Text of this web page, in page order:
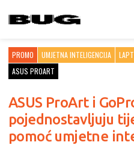
PROMO UMJETNA INTELIGENCIJA
ASUS PROART
ASUS ProArt i
pojednostavljuju
pomoć umjetne